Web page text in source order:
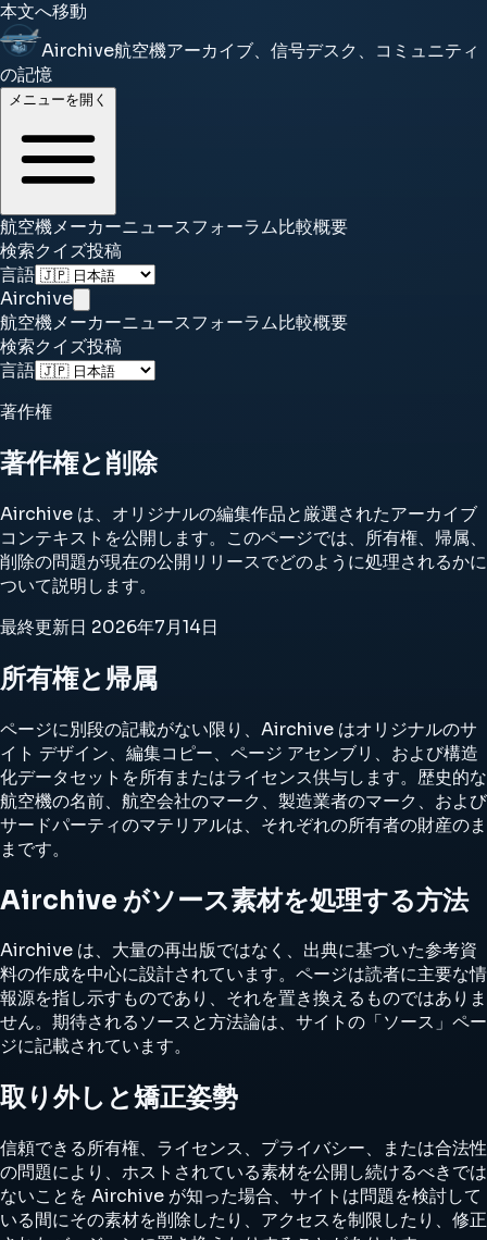
本文へ移動
Airchive航空機アーカイブ、信号デスク、コミュニティ
の記憶
メニューを開く
航空機メーカーニュースフォーラム比較概要
検索クイズ投稿
言語
Airchive
航空機メーカーニュースフォーラム比較概要
検索クイズ投稿
言語
著作権
著作権と削除
Airchive は、オリジナルの編集作品と厳選されたアーカイブ
コンテキストを公開します。このページでは、所有権、帰属、
削除の問題が現在の公開リリースでどのように処理されるかに
ついて説明します。
最終更新日 2026年7月14日
所有権と帰属
ページに別段の記載がない限り、Airchive はオリジナルのサ
イト デザイン、編集コピー、ページ アセンブリ、および構造
化データセットを所有またはライセンス供与します。歴史的な
航空機の名前、航空会社のマーク、製造業者のマーク、および
サードパーティのマテリアルは、それぞれの所有者の財産のま
まです。
Airchive がソース素材を処理する方法
Airchive は、大量の再出版ではなく、出典に基づいた参考資
料の作成を中心に設計されています。ページは読者に主要な情
報源を指し示すものであり、それを置き換えるものではありま
せん。期待されるソースと方法論は、サイトの「ソース」ペー
ジに記載されています。
取り外しと矯正姿勢
信頼できる所有権、ライセンス、プライバシー、または合法性
の問題により、ホストされている素材を公開し続けるべきでは
ないことを Airchive が知った場合、サイトは問題を検討して
いる間にその素材を削除したり、アクセスを制限したり、修正